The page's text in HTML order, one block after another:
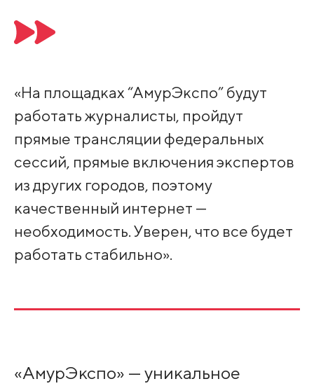
«На площадках “АмурЭкспо” будут
работать журналисты, пройдут
прямые трансляции федеральных
сессий, прямые включения экспертов
из других городов, поэтому
качественный интернет —
необходимость. Уверен, что все будет
работать стабильно».
«АмурЭкспо» — уникальное